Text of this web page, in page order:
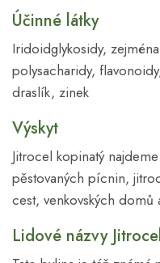
Účinné látky
Iridoidglykosidy,
polysacharidy,
draslík, zinek
Výskyt
Jitrocel kopinatý
pěstovaných pícnin,
cest, venkovských domů
Lidové názvy